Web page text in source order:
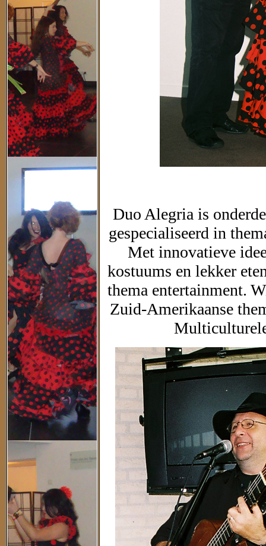
Duo Alegria is
gespecialiseerd in
Met innovatieve
kostuums en lekker
thema entertainment.
Zuid-Amerikaanse